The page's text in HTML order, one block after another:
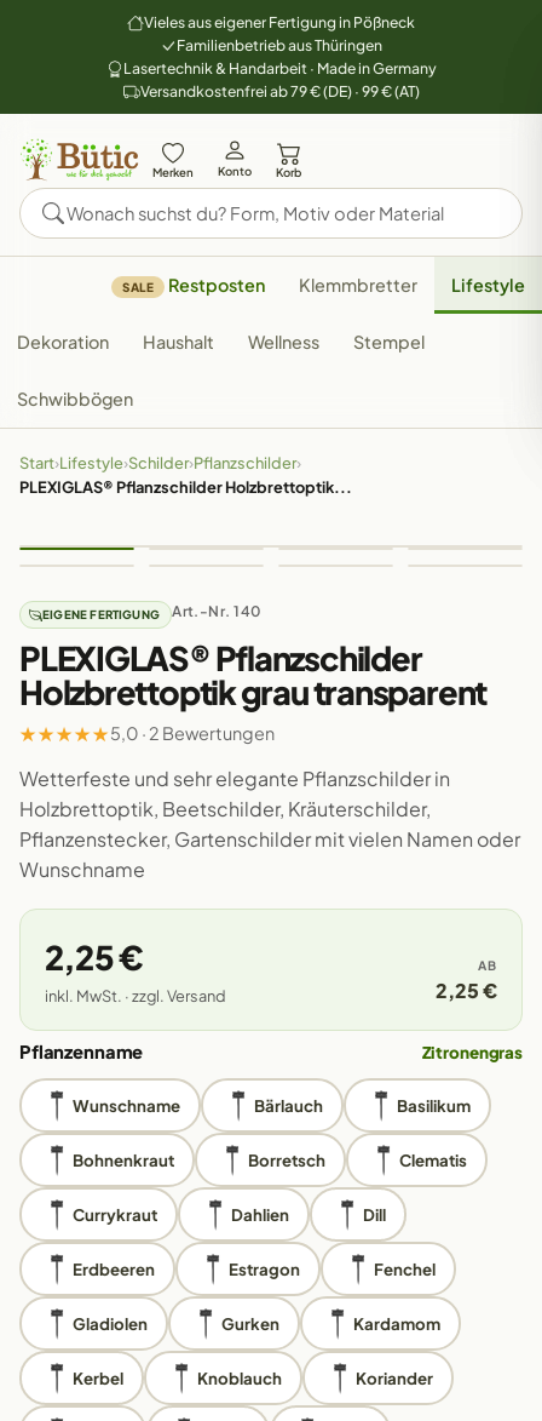
Vieles aus eigener Fertigung in Pößneck
Familienbetrieb aus Thüringen
Lasertechnik & Handarbeit · Made in Germany
Versandkostenfrei ab 79 € (DE) · 99 € (AT)
Merken Konto Korb
SALE Restposten Klemmbretter Lifestyle
Dekoration Haushalt Wellness Stempel
Schwibbögen
Start›Lifestyle›Schilder›Pflanzschilder›
PLEXIGLAS® Pflanzschilder Holzbrettoptik...
EIGENE FERTIGUNG Art.-Nr. 140
PLEXIGLAS® Pflanzschilder
Holzbrettoptik grau transparent
★★★★★5,0 · 2 Bewertungen
Wetterfeste und sehr elegante Pflanzschilder in
Holzbrettoptik, Beetschilder, Kräuterschilder,
Pflanzenstecker, Gartenschilder mit vielen Namen oder
Wunschname
2,25 €
inkl. MwSt. · zzgl. Versand
AB
2,25 €
Pflanzenname Zitronengras
Wunschname Bärlauch Basilikum
Bohnenkraut Borretsch Clematis
Currykraut Dahlien Dill
Erdbeeren Estragon Fenchel
Gladiolen Gurken Kardamom
Kerbel Knoblauch Koriander